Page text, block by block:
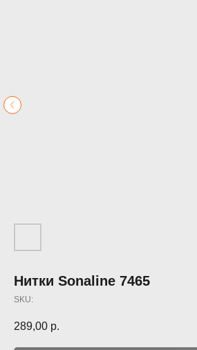
Нитки Sonaline 7465
SKU:
289,00 р.